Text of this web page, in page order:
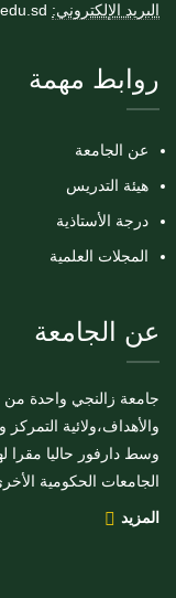
البريد الإلكتروني:
روابط مهمة
عن الجامعة
هيئة التدريس
درجة الأستاذية
المجلات العلمية
عن الجامعة
جامعة زالنجي واحدة من
والأهداف،ولائية
الجامعات الحكومية
المزيد